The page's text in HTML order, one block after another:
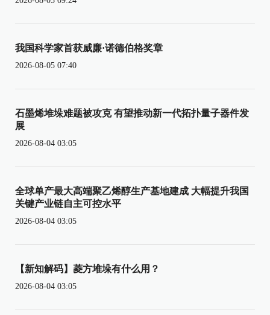
我国科学家首获威廉·诺德伯格奖章
2026-08-05 07:40
石墨烯堆垛难题被攻克 有望推动新一代拓扑量子器件发
展
2026-08-04 03:05
全球单产最大高端聚乙烯醇生产基地建成 大幅提升我国
关键产业链自主可控水平
2026-08-04 03:05
【新知解码】菱方堆垛有什么用？
2026-08-04 03:05